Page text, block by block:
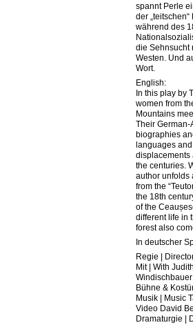
spannt Perle
der
während des
die Sehnsucht
Westen. Und
Wort.
English:
In this play by
women from
Mountains
Their
biographies
languages
displacements
the centuries.
author unfolds
from the
the 18th
of the
different life in
forest also
In deutscher
Regie |
Mit | With
Windischbauer
Bühne &
Musik | Music
Video David
Dramaturgie |